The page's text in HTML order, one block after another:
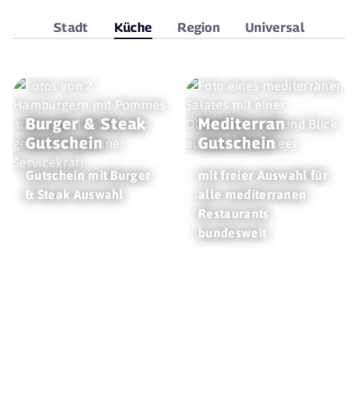
Stadt Küche Region Universal
Burger & Steak
Gutschein
Gutschein mit Burger
& Steak Auswahl
Mediterran
Gutschein
mit freier Auswahl für
alle mediterranen
Restaurants
bundesweit